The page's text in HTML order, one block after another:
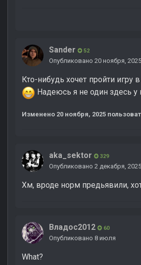
Sander 52
Опубликовано 20 ноября, 2025
Кто-нибудь хочет пройти
Надеюсь я не один здесь у
Изменено 20 ноября, 2025
aka_sektor 329
Опубликовано 2 декабря, 2025
Хм, вроде норм предьявили,
Владос2012 60
Опубликовано 8 июля
What?